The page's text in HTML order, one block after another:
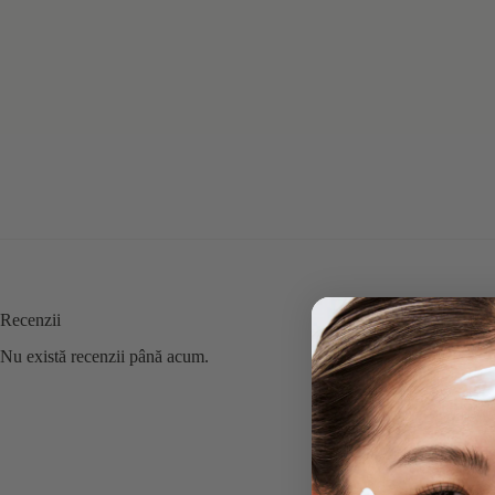
Recenzii
Nu există recenzii până acum.